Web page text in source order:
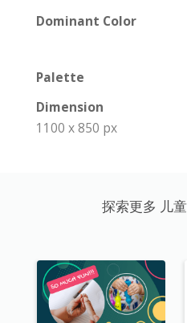
Dominant Color
Palette
Dimension
1100 x 850 px
探索更多 儿